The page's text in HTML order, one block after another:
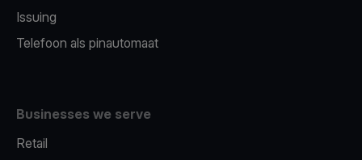
Issuing
Telefoon als pinautomaat
Businesses we serve
Retail